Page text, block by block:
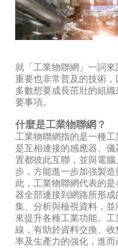
就「工業物聯網」一詞
重要也非常普及的技術
多數想要成長茁壯的組
要事項。
什麼是工業物聯網？
工業物聯網指的是一種
是互相連接的感應器、
置都彼此互聯，並與電
步，方能進一步加強製
此，工業物聯網代表的
器全部連接到網路所形
集、分析與檢視資料，
來提升各種工業功能。
線，有助於資料交換、
率及生產力的強化，進而